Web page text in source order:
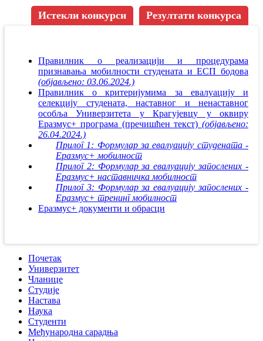
Истекли конкурси Резултати конкурса
Правилник о реализацији и процедурама
признавања мобилности студената и ЕСП бодова
(објављено: 03.06.2024.)
Правилник о критеријумима за евалуацију и
селекцију студената, наставног и ненаставног
особља Универзитета у Крагујевцу у оквиру
Еразмус+ програма (пречишћен текст) (објављено:
26.04.2024.)
Прилог 1: Формулар за евалуацију студената -
Еразмус+ мобилност
Прилог 2: Формулар за евалуацију запослених -
Еразмус+ наставничка мобилност
Прилог 3: Формулар за евалуацију запослених -
Еразмус+ тренинг мобилност
Еразмус+ документи и обрасци
Почетак
Универзитет
Чланице
Студије
Настава
Наука
Студенти
Међународна сарадња